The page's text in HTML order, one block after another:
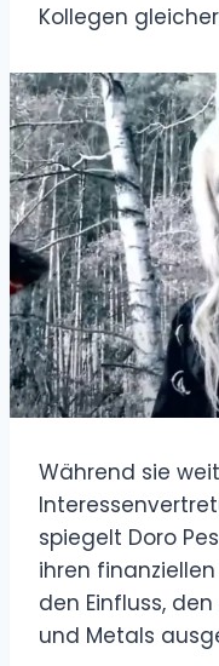
Kollegen
Während sie
spiegelt Doro
ihren
den Einfluss,
und Metals